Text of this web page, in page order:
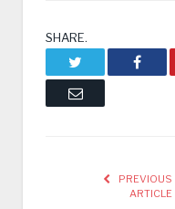
SHARE.
Email
PREVIOUS
ARTICLE